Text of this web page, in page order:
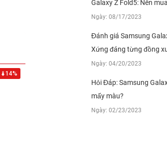
14%
Galaxy Z Fold5: Nên
Ngày: 08/17/2023
Đánh giá Samsung
Xứng đáng từng đồng
Ngày: 04/20/2023
Hỏi Đáp: Samsung
mấy màu?
Ngày: 02/23/2023